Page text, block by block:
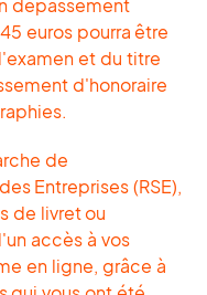
dépassement
euros pourra être
et du titre
d'honoraire
de
Entreprises (RSE),
de livret ou
accès à vos
en ligne, grâce à